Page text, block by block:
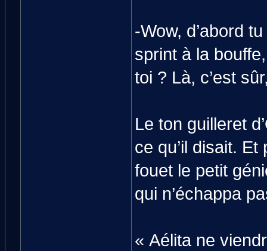
-Wow, d’abord
sprint à la
toi ? Là, c’est
Le ton guilleret
ce qu’il disait.
fouet le petit
qui n’échappa
« Aélita ne